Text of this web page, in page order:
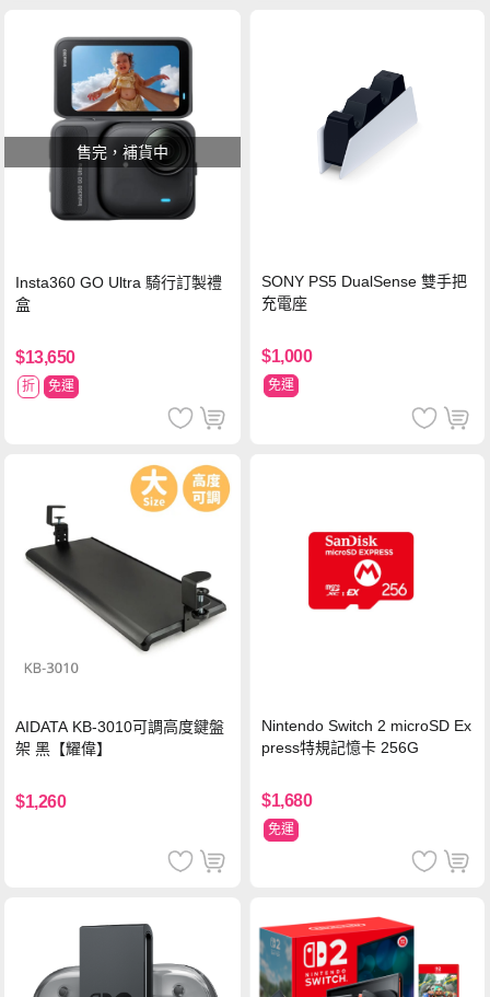
售完，補貨中
Insta360 GO Ultra 騎行訂製禮
盒
$13,650
折 免運
SONY PS5 DualSense 雙手把
充電座
$1,000
免運
AIDATA KB-3010可調高度鍵盤
架 黑【耀偉】
$1,260
Nintendo Switch 2 microSD Ex
press特規記憶卡 256G
$1,680
免運